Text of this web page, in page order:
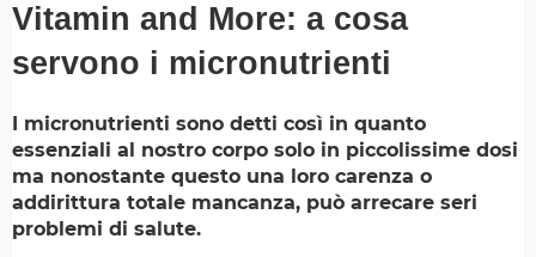
Vitamin and More: a cosa
servono i micronutrienti
I micronutrienti sono detti così in quanto
essenziali al nostro corpo solo in piccolissime dosi
ma nonostante questo una loro carenza o
addirittura totale mancanza, può arrecare seri
problemi di salute.